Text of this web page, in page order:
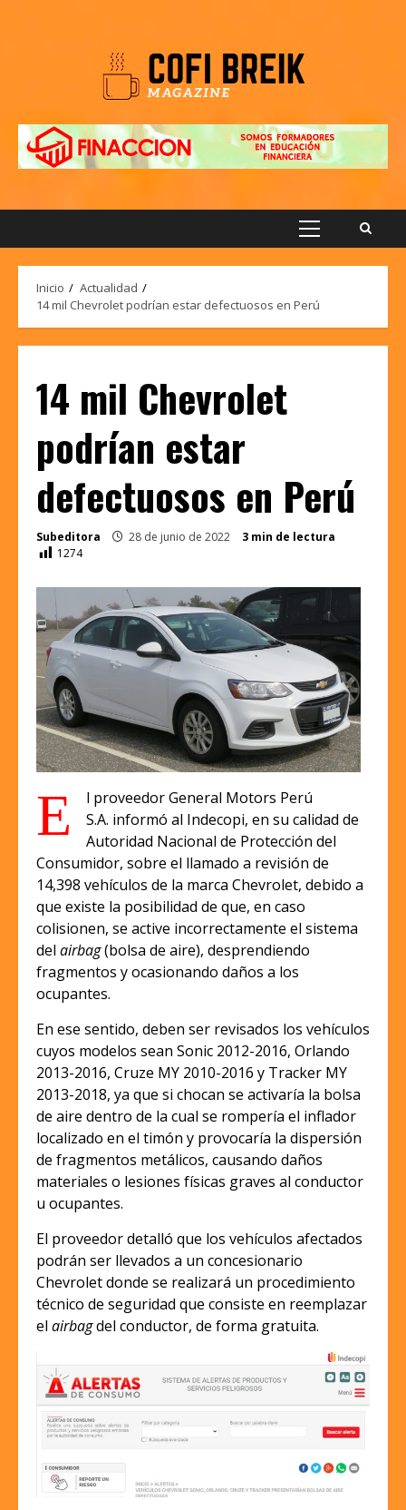
Menú
Inicio
Actualidad
14 mil Chevrolet podrían estar defectuosos en Perú
14 mil Chevrolet
podrían estar
defectuosos en Perú
Subeditora 28 de junio de 2022
3 min de lectura
1274
E
l proveedor General Motors Perú
S.A. informó al Indecopi, en su calidad de
Autoridad Nacional de Protección del
Consumidor, sobre el llamado a revisión de
14,398 vehículos de la marca Chevrolet, debido a
que existe la posibilidad de que, en caso
colisionen, se active incorrectamente el sistema
del airbag(bolsa de aire), desprendiendo
fragmentos y ocasionando daños a los
ocupantes.
En ese sentido, deben ser revisados los vehículos
cuyos modelos sean Sonic 2012-2016, Orlando
2013-2016, Cruze MY 2010-2016 y Tracker MY
2013-2018, ya que si chocan se activaría la bolsa
de aire dentro de la cual se rompería el inflador
localizado en el timón y provocaría la dispersión
de fragmentos metálicos, causando daños
materiales o lesiones físicas graves al conductor
u ocupantes.
El proveedor detalló que los vehículos afectados
podrán ser llevados a un concesionario
Chevrolet donde se realizará un procedimiento
técnico de seguridad que consiste en reemplazar
el airbagdel conductor, de forma gratuita.